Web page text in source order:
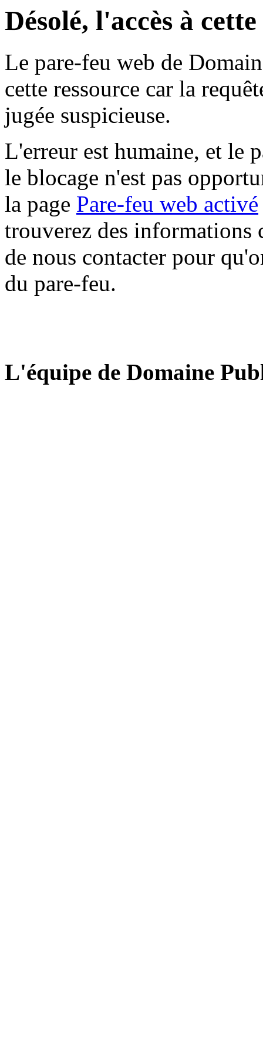
Désolé, l'accès à
Le pare-feu web de
cette ressource car la
jugée suspicieuse.
L'erreur est humaine, et le
le blocage n'est pas
la page Pare-feu web activé
trouverez des informations
de nous contacter pour
du pare-feu.
L'équipe de Domaine